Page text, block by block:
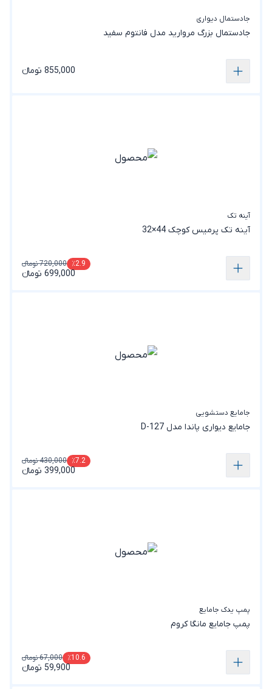
جادستمال دیواری
جادستمال‌ بزرگ مروارید مدل فانتوم سفید
855,000 تومانء
آینه تک
آینه تک پرمیس کوچک 44×32
٪2.9 720,000 تومانء
699,000 تومانء
جامایع دستشویی
جامایع دیواری پاندا مدل D-127
٪7.2 430,000 تومانء
399,000 تومانء
پمپ یدک جامایع
پمپ جامایع مانگا کروم
٪10.6 67,000 تومانء
59,900 تومانء